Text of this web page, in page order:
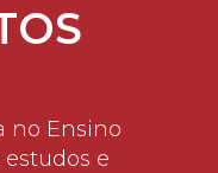
no Ensino
estudos e